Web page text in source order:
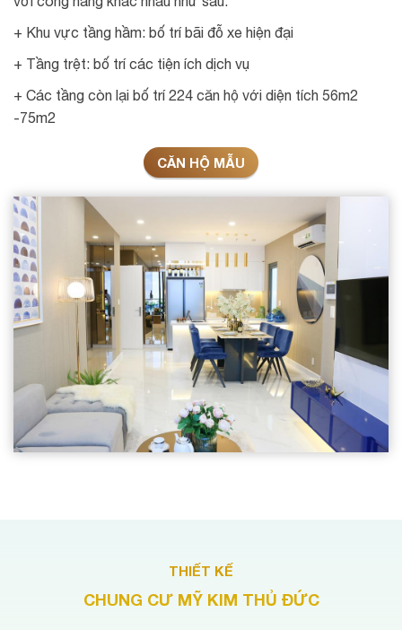
+ Khu vực tầng hầm: bố trí bãi đỗ xe hiện đại
+ Tầng trệt: bố trí các tiện ích dịch vụ
+ Các tầng còn lại bố trí 224 căn hộ với diện tích 56m2
-75m2
CĂN HỘ MẪU
THIẾT KẾ
CHUNG CƯ MỸ KIM THỦ ĐỨC